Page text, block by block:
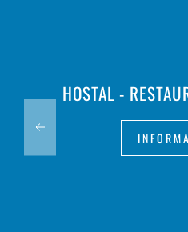
HOSTAL -